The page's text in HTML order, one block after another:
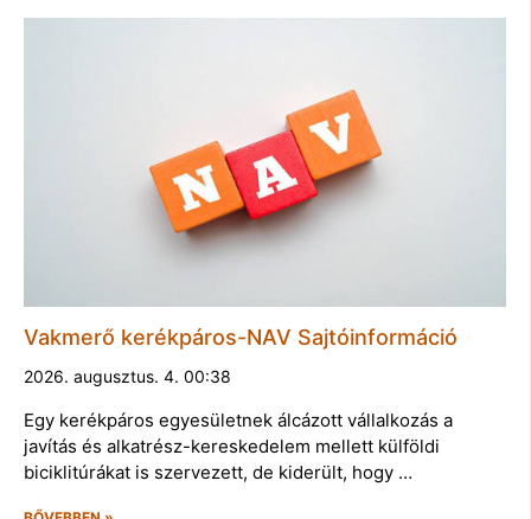
Vakmerő kerékpáros-NAV Sajtóinformáció
2026. augusztus. 4. 00:38
Egy kerékpáros egyesületnek álcázott vállalkozás a
javítás és alkatrész-kereskedelem mellett külföldi
biciklitúrákat is szervezett, de kiderült, hogy …